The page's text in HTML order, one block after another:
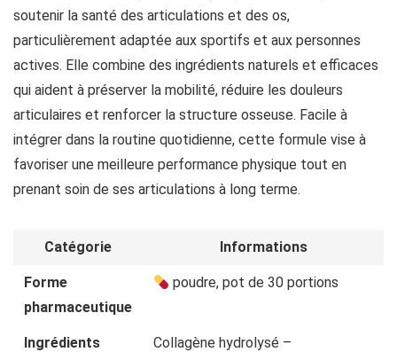
soutenir la santé des articulations et des os,
particulièrement adaptée aux sportifs et aux personnes
actives. Elle combine des ingrédients naturels et efficaces
qui aident à préserver la mobilité, réduire les douleurs
articulaires et renforcer la structure osseuse. Facile à
intégrer dans la routine quotidienne, cette formule vise à
favoriser une meilleure performance physique tout en
prenant soin de ses articulations à long terme.
Catégorie Informations
Forme
pharmaceutique
poudre, pot de 30 portions
Ingrédients
Collagène hydrolysé –